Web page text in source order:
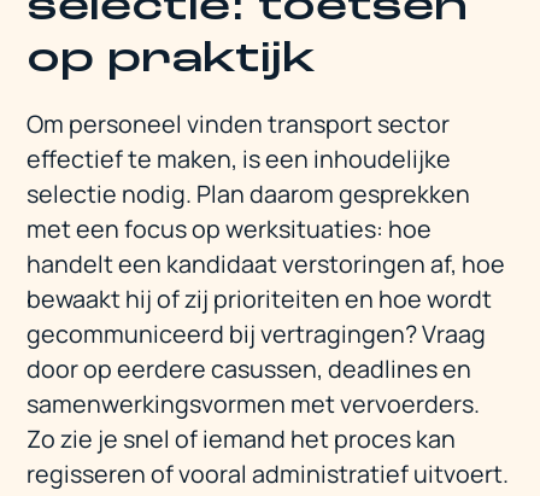
op praktijk
Om personeel vinden transport sector
effectief te maken, is een inhoudelijke
selectie nodig. Plan daarom gesprekken
met een focus op werksituaties: hoe
handelt een kandidaat verstoringen af, hoe
bewaakt hij of zij prioriteiten en hoe wordt
gecommuniceerd bij vertragingen? Vraag
door op eerdere casussen, deadlines en
samenwerkingsvormen met vervoerders.
Zo zie je snel of iemand het proces kan
regisseren of vooral administratief uitvoert.